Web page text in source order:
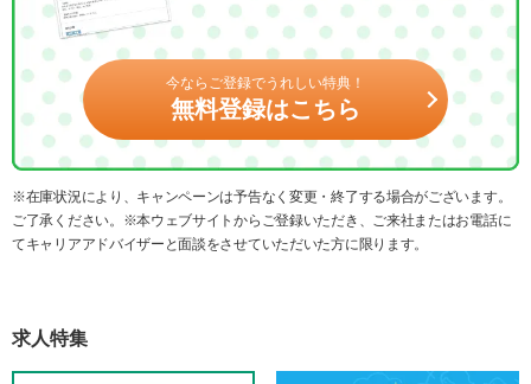
今ならご登録でうれしい特典！
無料登録はこちら
※在庫状況により、キャンペーンは予告なく変更・終了する場合がございます。
ご了承ください。※本ウェブサイトからご登録いただき、ご来社またはお電話に
てキャリアアドバイザーと面談をさせていただいた方に限ります。
求人特集